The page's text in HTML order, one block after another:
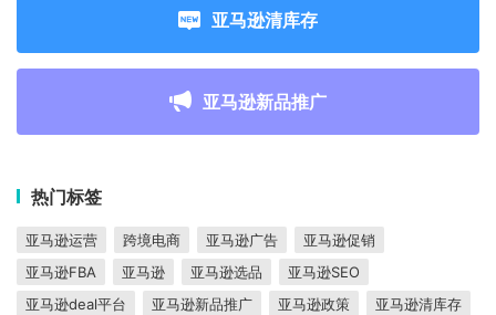
亚马逊清库存
亚马逊新品推广
热门标签
亚马逊运营 跨境电商 亚马逊广告
亚马逊促销
亚马逊FBA
亚马逊 亚马逊选品
亚马逊SEO
亚马逊deal平台
亚马逊新品推广 亚马逊政策
亚马逊清库存